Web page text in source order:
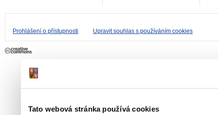
Tato webová stránka používá cookies
Prohlášení o přístupnosti Upravit souhlas s používáním cookies